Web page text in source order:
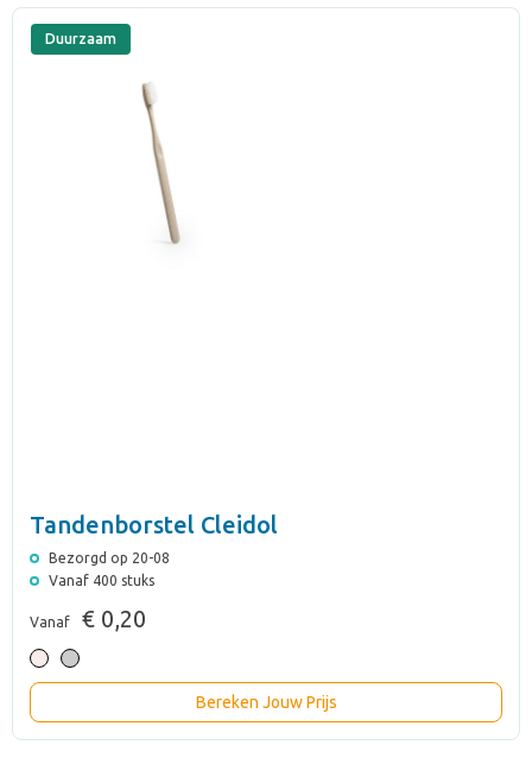
Duurzaam
Tandenborstel Cleidol
Bezorgd op 20-08
Vanaf 400 stuks
Vanaf € 0,20
Bereken Jouw Prijs